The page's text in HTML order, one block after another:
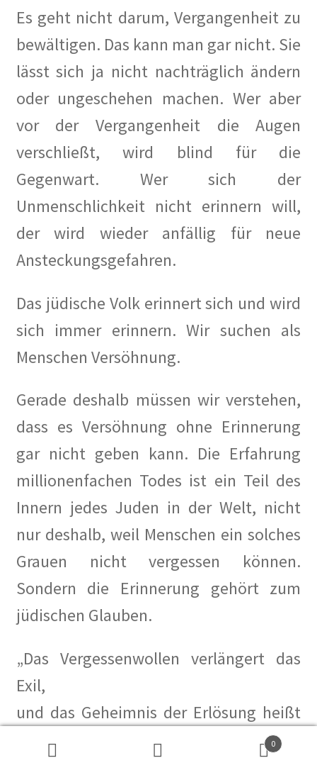
Es geht nicht darum, Vergangenheit zu
bewältigen. Das kann man gar nicht. Sie
lässt sich ja nicht nachträglich ändern
oder ungeschehen machen. Wer aber
vor der Vergangenheit die Augen
verschließt, wird blind für die
Gegenwart. Wer sich der
Unmenschlichkeit nicht erinnern will,
der wird wieder anfällig für neue
Ansteckungsgefahren.
Das jüdische Volk erinnert sich und wird
sich immer erinnern. Wir suchen als
Menschen Versöhnung.
Gerade deshalb müssen wir verstehen,
dass es Versöhnung ohne Erinnerung
gar nicht geben kann. Die Erfahrung
millionenfachen Todes ist ein Teil des
Innern jedes Juden in der Welt, nicht
nur deshalb, weil Menschen ein solches
Grauen nicht vergessen können.
Sondern die Erinnerung gehört zum
jüdischen Glauben.
„Das Vergessenwollen verlängert das
Exil,
und das Geheimnis der Erlösung heißt
Erinnerung.“
0